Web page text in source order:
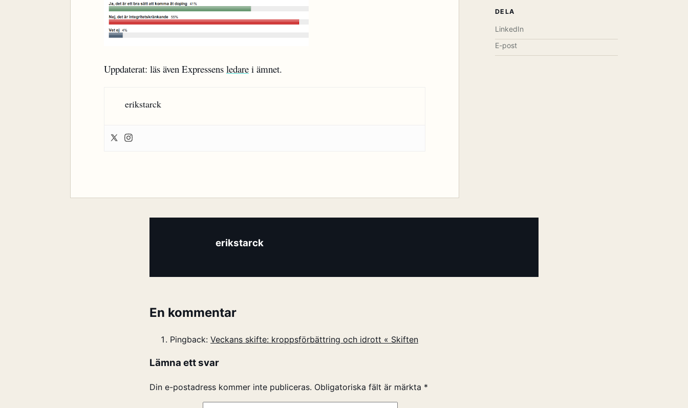
Uppdaterat: läs även Expressens ledare i ämnet.
erikstarck
DELA
LinkedIn
E-post
erikstarck
En kommentar
Pingback: Veckans skifte: kroppsförbättring och idrott « Skiften
Lämna ett svar
Din e-postadress kommer inte publiceras. Obligatoriska fält är märkta *